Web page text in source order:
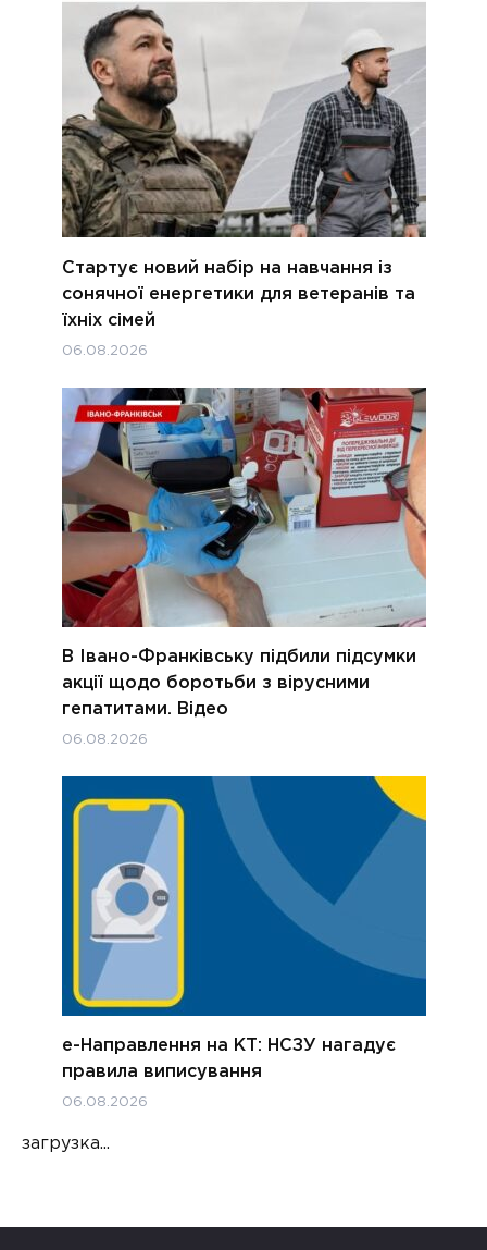
Стартує новий набір на навчання із
сонячної енергетики для ветеранів та
їхніх сімей
06.08.2026
В Івано-Франківську підбили підсумки
акції щодо боротьби з вірусними
гепатитами. Відео
06.08.2026
е-Направлення на КТ: НСЗУ нагадує
правила виписування
06.08.2026
загрузка...